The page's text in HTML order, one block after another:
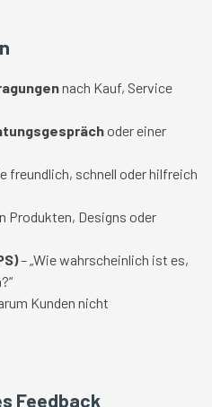
nach Kauf, Service
oder einer
freundlich, schnell oder hilfreich
Produkten, Designs oder
– „Wie wahrscheinlich ist es,
Kunden nicht
Feedback